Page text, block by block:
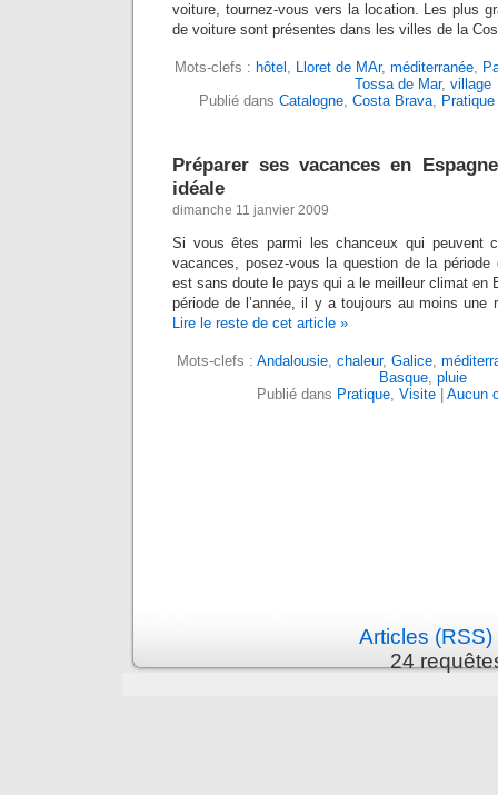
voiture, tournez-vous vers la location. Les plus
de voiture sont présentes dans les villes de la
Mots-clefs : hôtel , Lloret de MAr, méditerranée,
Tossa de Mar, village
Publié dans Catalogne, Costa Brava, Pratique
Préparer ses vacances en
idéale
dimanche 11 janvier 2009
Si vous êtes parmi les chanceux qui peuvent
vacances, posez-vous la question de la période
est sans doute le pays qui a le meilleur climat en
période de l’année, il y a toujours au moins une
Lire le reste de cet article »
Mots-clefs : Andalousie, chaleur, Galice,
Basque, pluie
Publié dans Pratique, Visite Aucun
Articles (RSS)
24